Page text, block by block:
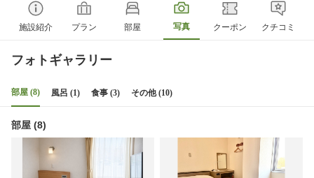
施設紹介 プラン 部屋 写真 クーポン クチコミ
フォトギャラリー
部屋 (8) 風呂 (1) 食事 (3) その他 (10)
部屋 (8)